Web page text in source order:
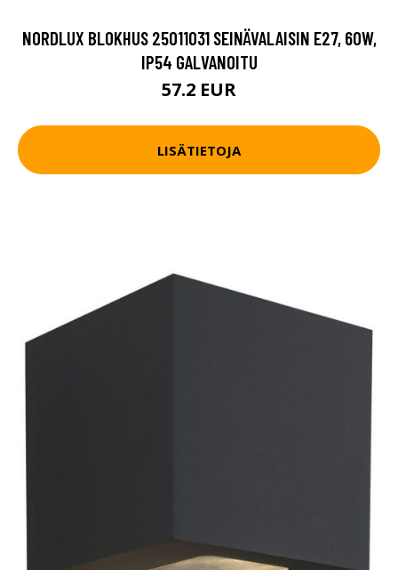
NORDLUX BLOKHUS 25011031 SEINÄVALAISIN E27, 60W,
IP54 GALVANOITU
57.2 EUR
LISÄTIETOJA